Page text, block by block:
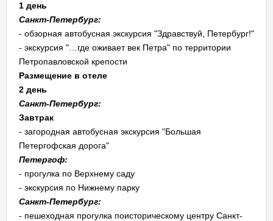
1 день
Санкт-Петербург:
- обзорная автобусная экскурсия "Здравствуй, Петербург!"
- экскурсия "…где оживает век Петра" по территории
Петропавловской крепости
Размещение в отеле
2 день
Санкт-Петербург:
Завтрак
- загородная автобусная экскурсия "Большая
Петергофская дорога"
Петергоф:
- прогулка по Верхнему саду
- экскурсия по Нижнему парку
Санкт-Петербург:
- пешеходная прогулка поисторическому центру Санкт-